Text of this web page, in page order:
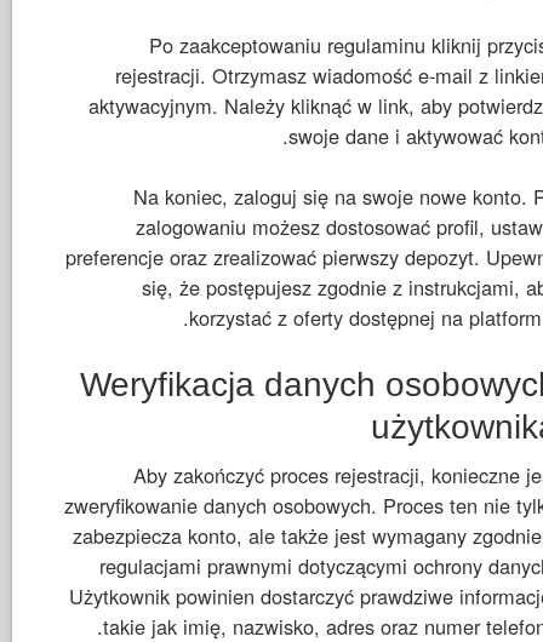
Po zaakceptowaniu regulaminu kliknij
rejestracji. Otrzymasz wiadomość e-mail z
aktywacyjnym. Należy kliknąć w link, aby
swoje dane i aktywować
Na koniec, zaloguj się na swoje nowe konto.
zalogowaniu możesz dostosować profil,
preferencje oraz zrealizować pierwszy depozyt.
się, że postępujesz zgodnie z instrukcjami,
korzystać z oferty dostępnej na
Weryfikacja danych
Aby zakończyć proces rejestracji, konieczne
zweryfikowanie danych osobowych. Proces ten nie
zabezpiecza konto, ale także jest wymagany
regulacjami prawnymi dotyczącymi ochrony
Użytkownik powinien dostarczyć prawdziwe
takie jak imię, nazwisko, adres oraz numer